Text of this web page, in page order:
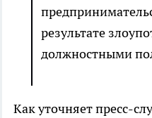
результате
должностными
Как уточняет пресс-